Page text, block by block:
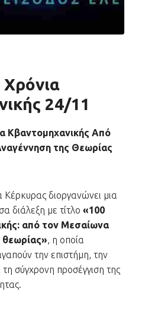
Χρόνια
24/11
ΚβαντομηχανικήςΑπό
της Θεωρίας
Κέρκυρας διοργανώνει μια
διάλεξη με τίτλο «100
από τον Μεσαίωνα
θεωρίας», η οποία
την επιστήμη, την
τη σύγχρονη προσέγγιση της